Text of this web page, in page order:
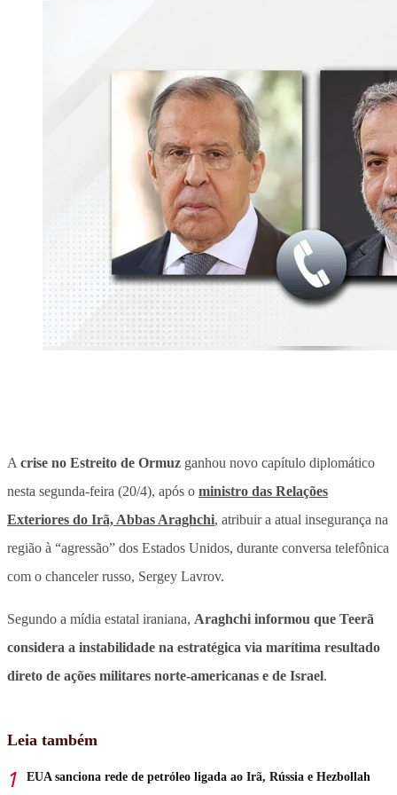
A crise no Estreito de Ormuz ganhou novo capítulo diplomático
nesta segunda-feira (20/4), após o ministro das Relações
Exteriores do Irã, Abbas Araghchi, atribuir a atual insegurança na
região à “agressão” dos Estados Unidos, durante conversa telefônica
com o chanceler russo, Sergey Lavrov.
Segundo a mídia estatal iraniana, Araghchi informou que Teerã
considera a instabilidade na estratégica via marítima resultado
direto de ações militares norte-americanas e de Israel.
Leia também
EUA sanciona rede de petróleo ligada ao Irã, Rússia e Hezbollah